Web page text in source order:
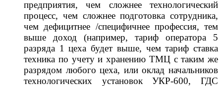
предприятия, чем сложнее технологический
процесс, чем сложнее подготовка сотрудника,
чем дефицитнее /специфичнее профессия, тем
выше доход (например, тариф оператора 5
разряда 1 цеха будет выше, чем тариф ставка
техника по учету и хранению ТМЦ с таким же
разрядом любого цеха, или оклад начальников
технологических установок УКР-600, ГДС